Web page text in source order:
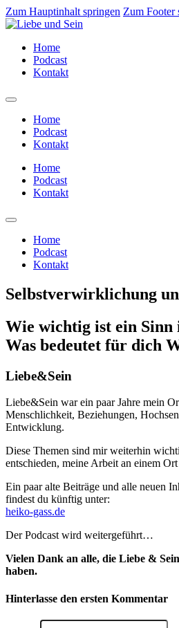
Zum Hauptinhalt springen Zum Footer
Home
Podcast
Kontakt
Home
Podcast
Kontakt
Home
Podcast
Kontakt
Home
Podcast
Kontakt
Selbstverwirklichung
Wie wichtig ist ein Sinn
Was bedeutet für dich
Liebe&Sein
Liebe&Sein war ein paar Jahre mein
Menschlichkeit, Beziehungen,
Entwicklung.
Diese Themen sind mir weiterhin
entschieden, meine Arbeit an einem
Ein paar alte Beiträge und alle neuen
findest du künftig unter:
heiko-gass.de
Der Podcast wird weitergeführt…
Vielen Dank an alle, die Liebe &
haben.
Hinterlasse den ersten Kommentar